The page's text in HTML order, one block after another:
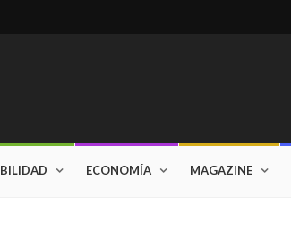
ECONOMÍA MAGAZINE